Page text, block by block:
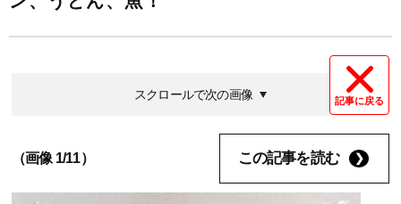
記事に戻る
スクロールで次の画像
（画像 1/11） この記事を読む